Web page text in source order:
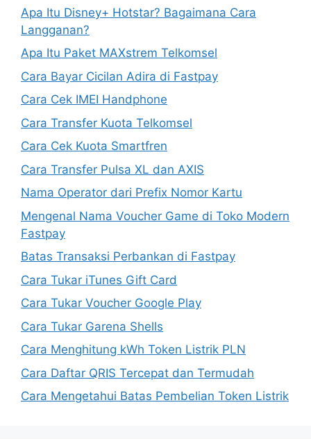
Apa Itu Disney+ Hotstar? Bagaimana Cara
Langganan?
Apa Itu Paket MAXstrem Telkomsel
Cara Bayar Cicilan Adira di Fastpay
Cara Cek IMEI Handphone
Cara Transfer Kuota Telkomsel
Cara Cek Kuota Smartfren
Cara Transfer Pulsa XL dan AXIS
Nama Operator dari Prefix Nomor Kartu
Mengenal Nama Voucher Game di Toko Modern
Fastpay
Batas Transaksi Perbankan di Fastpay
Cara Tukar iTunes Gift Card
Cara Tukar Voucher Google Play
Cara Tukar Garena Shells
Cara Menghitung kWh Token Listrik PLN
Cara Daftar QRIS Tercepat dan Termudah
Cara Mengetahui Batas Pembelian Token Listrik